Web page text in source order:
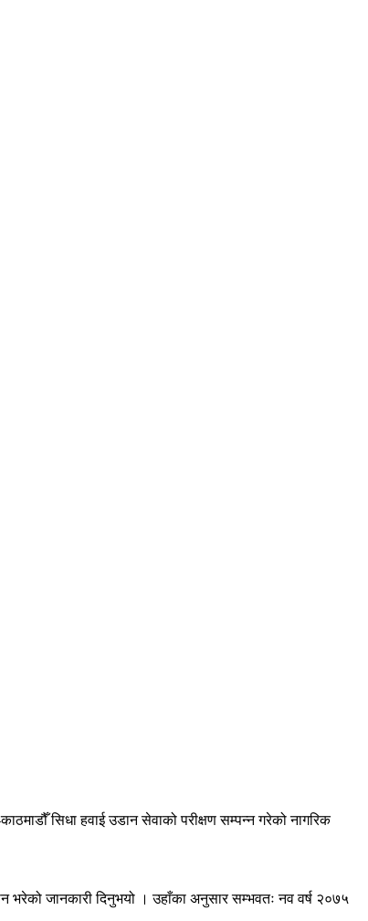
सिधा हवाई उडान सेवाको परीक्षण सम्पन्न गरेको नागरिक
भरेको जानकारी दिनुभयो । उहाँका अनुसार सम्भवतः नव वर्ष २०७५